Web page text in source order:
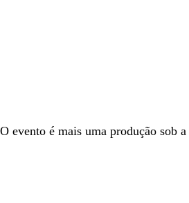
evento é mais uma produção sob